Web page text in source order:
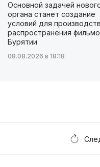
Основной задачей
органа станет создание
условий для
распространения
Бурятии
08.08.2026 в 18:18